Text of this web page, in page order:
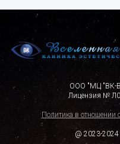
ООО "МЦ "ВК-
Лицензия №
Политика в отношении
@ 2023-